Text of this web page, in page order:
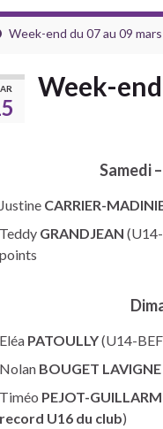
Week-end du 07 au 09
Week-
Samedi
Justine CARRIER-
Teddy GRANDJEAN
points
Eléa PATOULLY(U14-
Nolan BOUGET LAVIGNE
Timéo PEJOT-
record U16 du club)